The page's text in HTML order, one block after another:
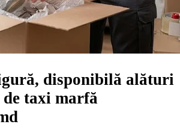
disponibilă alături
taxi marfă